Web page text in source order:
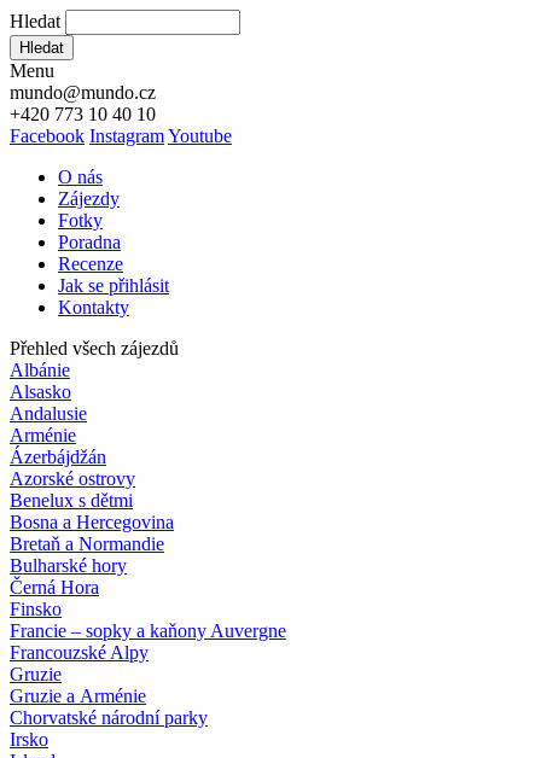
Hledat
Hledat
Menu
mundo@mundo.cz
+420 773 10 40 10
Facebook InstagramYoutube
O nás
Zájezdy
Fotky
Poradna
Recenze
Jak se přihlásit
Kontakty
Přehled všech zájezdů
Albánie
Alsasko
Andalusie
Arménie
Ázerbájdžán
Azorské ostrovy
Benelux s dětmi
Bosna a Hercegovina
Bretaň a Normandie
Bulharské hory
Černá Hora
Finsko
Francie – sopky a kaňony Auvergne
Francouzské Alpy
Gruzie
Gruzie a Arménie
Chorvatské národní parky
Irsko